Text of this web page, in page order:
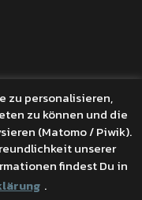
zu personalisieren,
zu können und die
(Matomo / Piwik).
unserer
findest Du in
.